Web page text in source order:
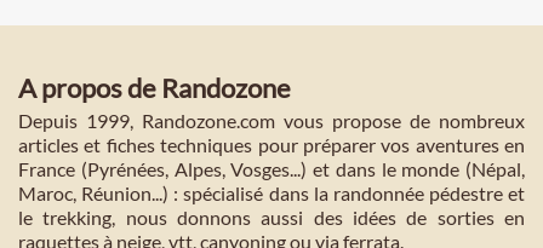
A propos de Randozone
Depuis 1999, Randozone.com vous propose de nombreux
articles et fiches techniques pour préparer vos aventures en
France (Pyrénées, Alpes, Vosges...) et dans le monde (Népal,
Maroc, Réunion...) : spécialisé dans la randonnée pédestre et
le trekking, nous donnons aussi des idées de sorties en
raquettes à neige, vtt, canyoning ou via ferrata.